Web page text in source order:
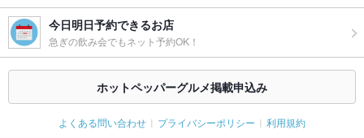
今日明日予約できるお店
急ぎの飲み会でもネット予約OK！
ホットペッパーグルメ掲載申込み
よくある問い合わせ プライバシーポリシー 利用規約